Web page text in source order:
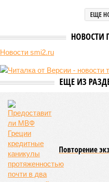
ЕЩЕ
НОВОСТИ
Новости smi2.ru
ЕЩЕ ИЗ
Повторение